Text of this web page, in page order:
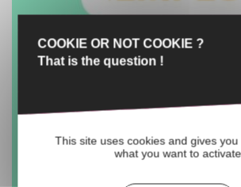
COOKIE OR NOT COOKIE ?
That is the question !
This site uses cookies and gives
what you want to activate